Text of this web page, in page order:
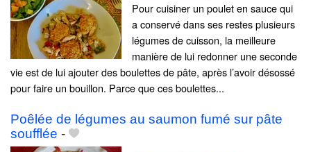
Pour cuisiner un poulet en sauce qui
a conservé dans ses restes plusieurs
légumes de cuisson, la meilleure
manière de lui redonner une seconde
vie est de lui ajouter des boulettes de pâte, après l’avoir désossé
pour faire un bouillon. Parce que ces boulettes...
Poêlée de légumes au saumon fumé sur pâte
soufflée -